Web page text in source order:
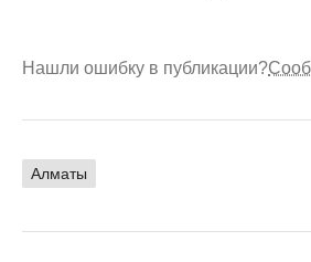
Нашли ошибку в публикации?
Алматы